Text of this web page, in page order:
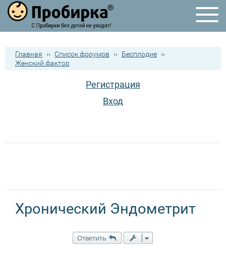
Главная ›› Список форумов ›› Бесплодие ››
Женский фактор
Регистрация
Вход
Хронический Эндометрит
Ответить